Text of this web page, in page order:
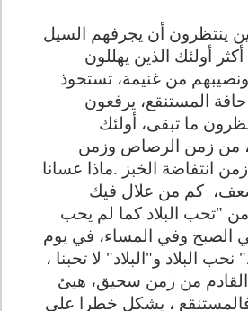
ينتظرون أن يجرفهم السيل
أولئك الذين يهللون
من غنيمة، تستحوذ
حافة المستنقع، يرفعون
ما تبقى، أولئك
من زمن الرصاص وزمن
انتفاضة الخبز .ماذا عسانا
كم من علال فيك
من "تحب البلاد كما لم يحب
في الصبح وفي المساء، في يوم
البلاد و"البلاد" لا تحبنا ،
القادم من زمن سحيق، هيئ
، يشكل خطرا على